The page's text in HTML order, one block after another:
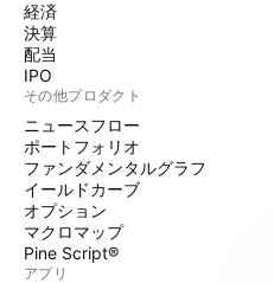
経済
決算
配当
IPO
その他プロダクト
ニュースフロー
ポートフォリオ
ファンダメンタルグラフ
イールドカーブ
オプション
マクロマップ
Pine Script®
アプリ